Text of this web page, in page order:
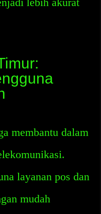
membantu dalam
layanan pos dan
mudah